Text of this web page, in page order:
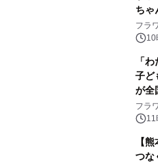
ちゃ
フラ
10
「
子ど
が全
フラ
11
【
つな